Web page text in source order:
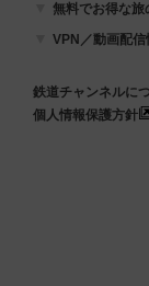
無料でお得な旅
VPN／動画配信
鉄道チャンネルに
個人情報保護方針